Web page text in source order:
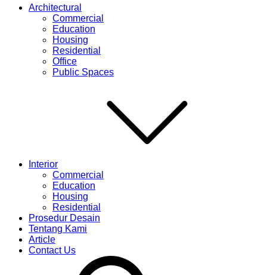
Architectural
Commercial
Education
Housing
Residential
Office
Public Spaces
Interior
Commercial
Education
Housing
Residential
Prosedur Desain
Tentang Kami
Article
Contact Us